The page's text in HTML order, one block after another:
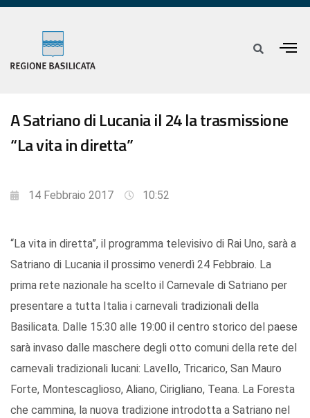
A Satriano di Lucania il 24 la trasmissione
“La vita in diretta”
14 Febbraio 2017 10:52
“La vita in diretta”, il programma televisivo di Rai Uno, sarà a
Satriano di Lucania il prossimo venerdì 24 Febbraio. La
prima rete nazionale ha scelto il Carnevale di Satriano per
presentare a tutta Italia i carnevali tradizionali della
Basilicata. Dalle 15:30 alle 19:00 il centro storico del paese
sarà invaso dalle maschere degli otto comuni della rete del
carnevali tradizionali lucani: Lavello, Tricarico, San Mauro
Forte, Montescaglioso, Aliano, Cirigliano, Teana. La Foresta
che cammina, la nuova tradizione introdotta a Satriano nel